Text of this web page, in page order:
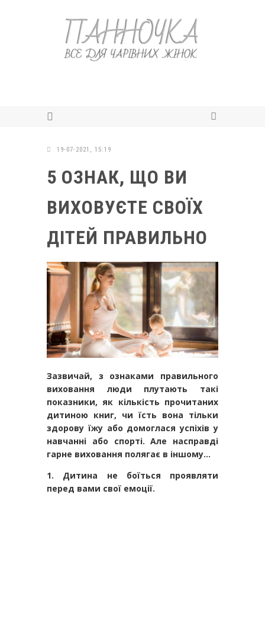
19-07-2021, 15:19
5 ОЗНАК, ЩО ВИ
ВИХОВУЄТЕ СВОЇХ
ДІТЕЙ ПРАВИЛЬНО
Зазвичай, з ознаками правильного
виховання люди плутають такі
показники, як кількість прочитаних
дитиною книг, чи їсть вона тільки
здорову їжу або домоглася успіхів у
навчанні або спорті. Але насправді
гарне виховання полягає в іншому…
1. Дитина не боїться проявляти
перед вами свої емоції.